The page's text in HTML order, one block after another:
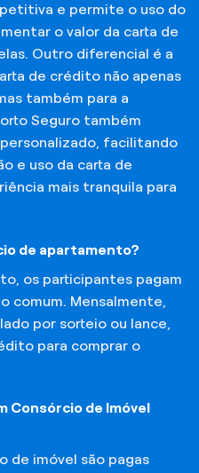
e permite o uso do
o valor da carta de
Outro diferencial é a
de crédito não apenas
também para a
Seguro também
facilitando
e uso da carta de
mais tranquila para
de apartamento?
os participantes pagam
comum. Mensalmente,
por sorteio ou lance,
para comprar o
Consórcio de Imóvel
de imóvel são pagas